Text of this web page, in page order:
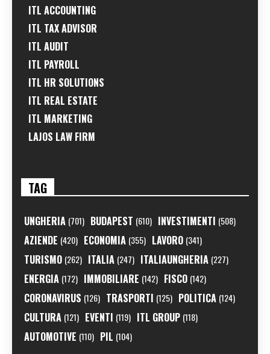
ITL ACCOUNTING
ITL TAX ADVISOR
ITL AUDIT
ITL PAYROLL
ITL HR SOLUTIONS
ITL REAL ESTATE
ITL MARKETING
LAJOS LAW FIRM
TAG
UNGHERIA (701) BUDAPEST (610) INVESTIMENTI (508)
AZIENDE (420) ECONOMIA (355) LAVORO (341)
TURISMO (262) ITALIA (247) ITALIAUNGHERIA (227)
ENERGIA (172) IMMOBILIARE (142) FISCO (142)
CORONAVIRUS (126) TRASPORTI (125) POLITICA (124)
CULTURA (121) EVENTI (119) ITL GROUP (118)
AUTOMOTIVE (110) PIL (104)